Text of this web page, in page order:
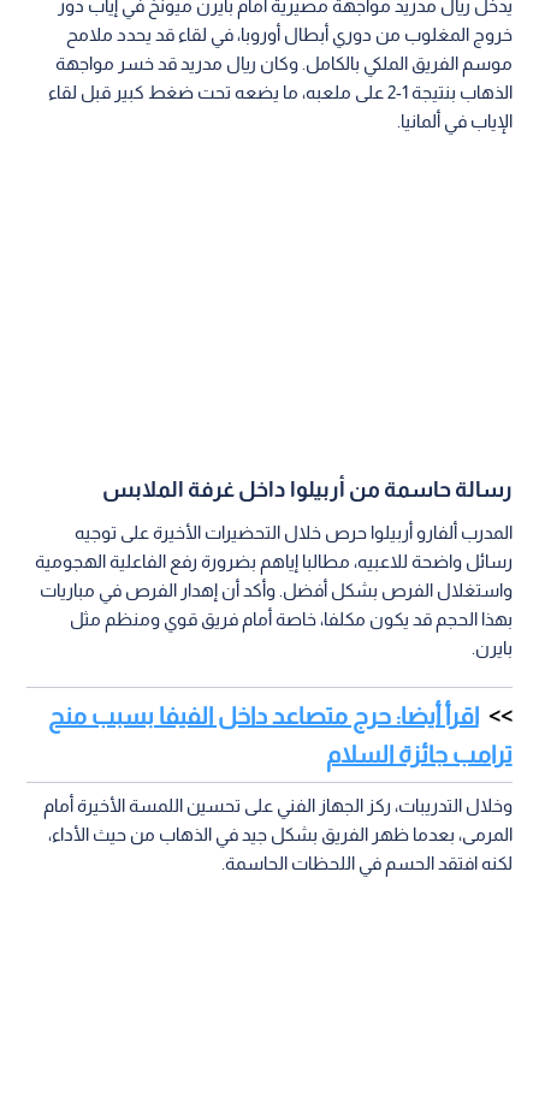
يدخل ريال مدريد مواجهة مصيرية أمام بايرن ميونخ في إياب دور
خروج المغلوب من دوري أبطال أوروبا، في لقاء قد يحدد ملامح
موسم الفريق الملكي بالكامل. وكان ريال مدريد قد خسر مواجهة
الذهاب بنتيجة 1-2 على ملعبه، ما يضعه تحت ضغط كبير قبل لقاء
الإياب في ألمانيا.
رسالة حاسمة من أربيلوا داخل غرفة الملابس
المدرب ألفارو أربيلوا حرص خلال التحضيرات الأخيرة على توجيه
رسائل واضحة للاعبيه، مطالبا إياهم بضرورة رفع الفاعلية الهجومية
واستغلال الفرص بشكل أفضل. وأكد أن إهدار الفرص في مباريات
بهذا الحجم قد يكون مكلفا، خاصة أمام فريق قوي ومنظم مثل
بايرن.
اقرأ أيضا: حرج متصاعد داخل الفيفا بسبب منح
ترامب جائزة السلام
وخلال التدريبات، ركز الجهاز الفني على تحسين اللمسة الأخيرة أمام
المرمى، بعدما ظهر الفريق بشكل جيد في الذهاب من حيث الأداء،
لكنه افتقد الحسم في اللحظات الحاسمة.